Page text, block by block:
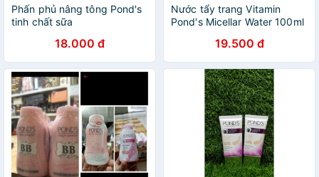
Phấn phủ nâng tông Pond's
tinh chất sữa
18.000 đ
Nước tẩy trang Vitamin
Pond's Micellar Water 100ml
19.500 đ